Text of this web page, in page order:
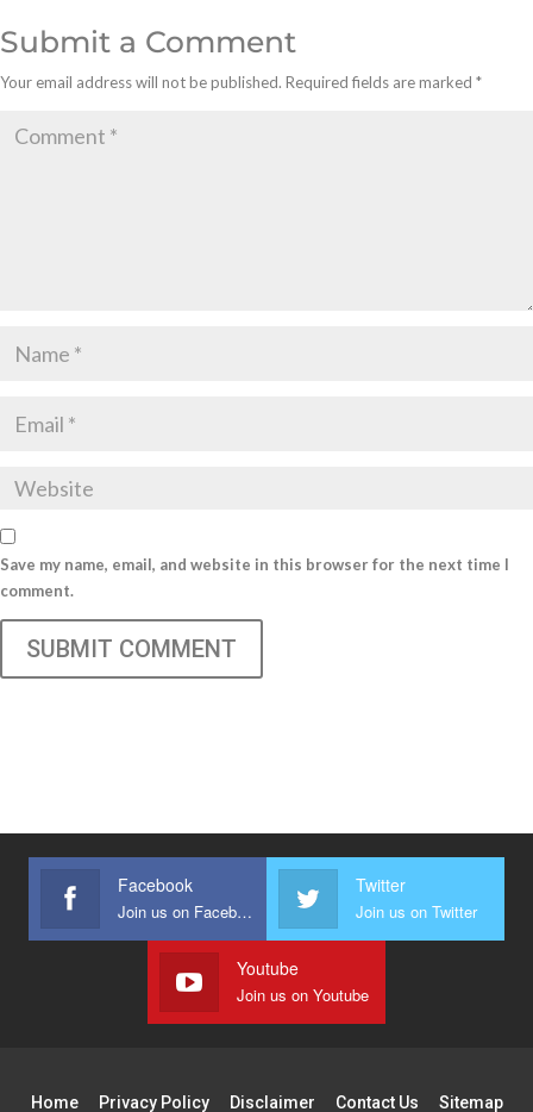
Submit a Comment
Your email address will not be published. Required fields are marked *
Save my name, email, and website in this browser for the next time I
comment.
SUBMIT COMMENT
Facebook
Join us on Facebook
Twitter
Join us on Twitter
Youtube
Join us on Youtube
Home Privacy Policy Disclaimer Contact Us Sitemap